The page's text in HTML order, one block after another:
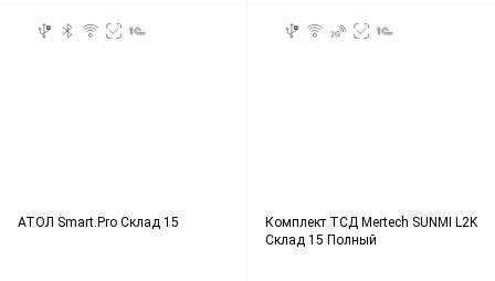
АТОЛ Smart.Pro Склад 15
Комплект ТСД Mertech SUNMI L2K
Склад 15 Полный